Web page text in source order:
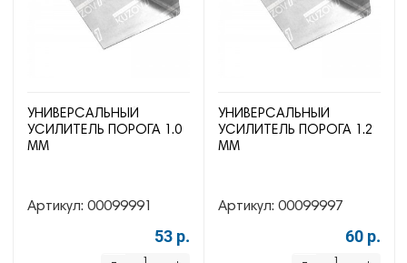
УНИВЕРСАЛЬНЫЙ
УСИЛИТЕЛЬ ПОРОГА 1.0
ММ
Артикул: 00099991
53 р.
УНИВЕРСАЛЬНЫЙ
УСИЛИТЕЛЬ ПОРОГА 1.2
ММ
Артикул: 00099997
60 р.